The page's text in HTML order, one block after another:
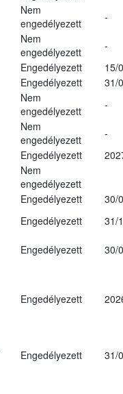
Nem
engedélyezett
-
Nem
engedélyezett
-
Engedélyezett
15/
Engedélyezett
31/
Nem
engedélyezett
-
Nem
engedélyezett
-
Engedélyezett
Nem
engedélyezett
Engedélyezett
30/
Engedélyezett
31/
Engedélyezett
30/
Engedélyezett
Engedélyezett 31/